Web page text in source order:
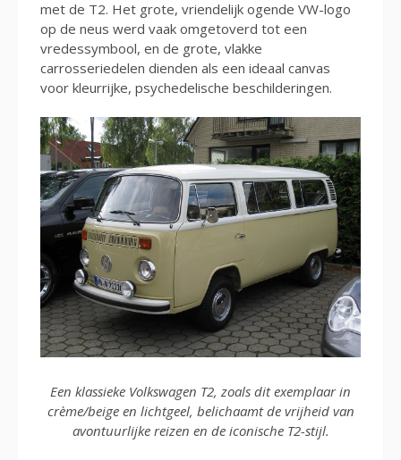
met de T2. Het grote, vriendelijk ogende VW-logo
op de neus werd vaak omgetoverd tot een
vredessymbool, en de grote, vlakke
carrosseriedelen dienden als een ideaal canvas
voor kleurrijke, psychedelische beschilderingen.
Een klassieke Volkswagen T2, zoals dit exemplaar in
crème/beige en lichtgeel, belichaamt de vrijheid van
avontuurlijke reizen en de iconische T2-stijl.